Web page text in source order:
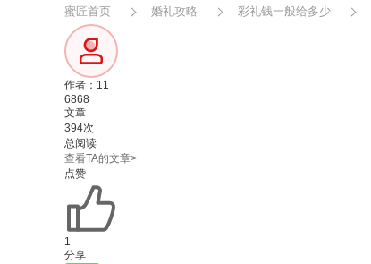
蜜匠首页 婚礼攻略 彩礼钱一般给多少
作者：11
6868
文章
394次
总阅读
查看TA的文章>
点赞
1
分享